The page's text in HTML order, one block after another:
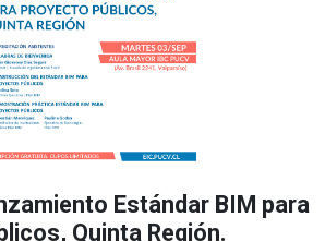
Estándar BIM para
Quinta Región.